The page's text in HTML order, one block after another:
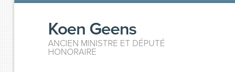
Koen Geens
ANCIEN MINISTRE ET DÉPUTÉ
HONORAIRE